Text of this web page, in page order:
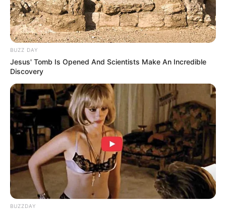
Mute
1. Dua baut dan lubang pada bagian depan motor ini
terlihat seperti tersenyum, senang kali ya diajak
jalan-jalan
BUZZ DAY
Jesus' Tomb Is Opened And Scientists Make An Incredible
Discovery
BUZZDAY